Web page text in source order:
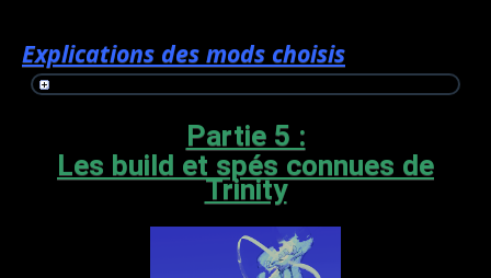
Explications des mods choisis
Partie 5 :
Les build et spés connues de
Trinity